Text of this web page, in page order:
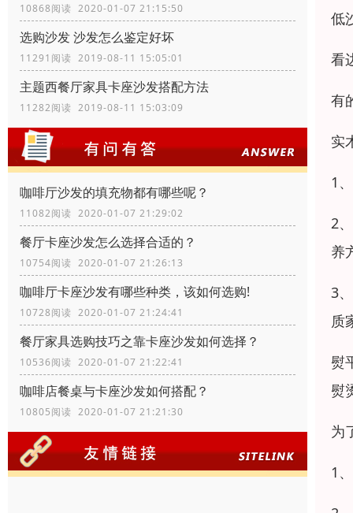
10868阅读 2020-01-07 21:15:50
选购沙发 沙发怎么鉴定好坏
11291阅读 2019-08-11 15:05:01
主题西餐厅家具卡座沙发搭配方法
11282阅读 2019-08-11 15:03:09
咖啡厅沙发的填充物都有哪些呢？
11082阅读 2020-01-07 21:29:02
餐厅卡座沙发怎么选择合适的？
10754阅读 2020-01-07 21:26:13
咖啡厅卡座沙发有哪些种类，该如何选购!
10728阅读 2020-01-07 21:24:41
餐厅家具选购技巧之靠卡座沙发如何选择？
10536阅读 2020-01-07 21:22:41
咖啡店餐桌与卡座沙发如何搭配？
10805阅读 2020-01-07 21:21:30
低
看
有
实
1
2
养
3
质
熨
熨
为
1